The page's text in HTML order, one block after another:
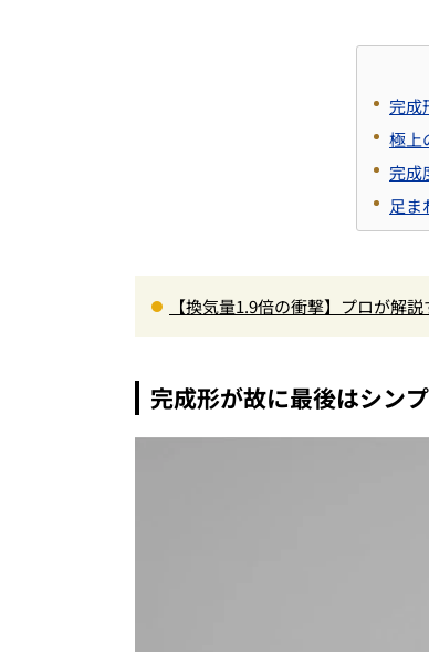
完成
極上
完成
足ま
【換気量1.9倍の衝撃】プロが解
完成形が故に最後はシン